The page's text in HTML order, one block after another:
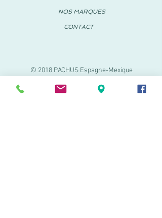
© 2018 PACHUS Espagne-Mexique
NOS MARQUES
CONTACT
PACHUS VINARÒS